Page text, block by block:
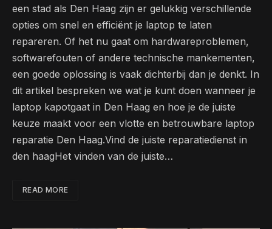
een stad als Den Haag zijn er gelukkig verschillende
opties om snel en efficiënt je laptop te laten
repareren. Of het nu gaat om hardwareproblemen,
softwarefouten of andere technische mankementen,
een goede oplossing is vaak dichterbij dan je denkt. In
dit artikel bespreken we wat je kunt doen wanneer je
laptop kapotgaat in Den Haag en hoe je de juiste
keuze maakt voor een vlotte en betrouwbare laptop
reparatie Den Haag.Vind de juiste reparatiedienst in
den haagHet vinden van de juiste…
READ MORE